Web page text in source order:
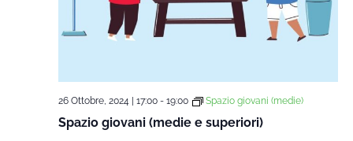
Spazio giovani (medie e superiori)
26 Ottobre, 2024 | 17:00- 19:00 Spazio giovani (medie)